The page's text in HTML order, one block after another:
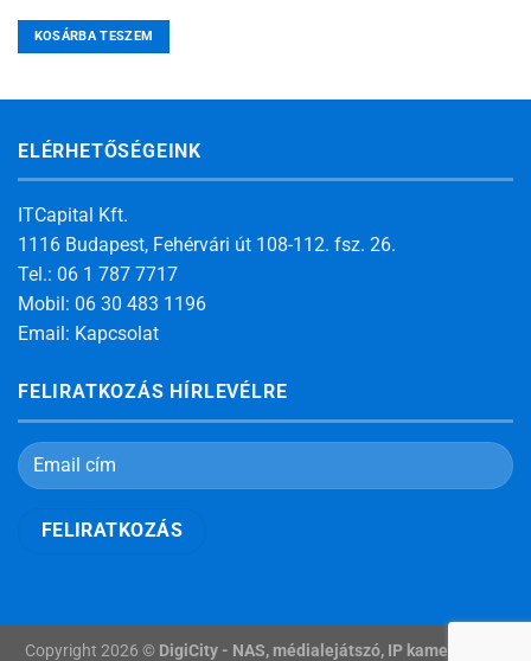
KOSÁRBA TESZEM
ELÉRHETŐSÉGEINK
ITCapital Kft.
1116 Budapest, Fehérvári út 108-112. fsz. 26.
Tel.: 06 1 787 7717
Mobil: 06 30 483 1196
Email: Kapcsolat
FELIRATKOZÁS HÍRLEVÉLRE
Copyright 2026 © DigiCity - NAS, médialejátszó, IP kamera, okos